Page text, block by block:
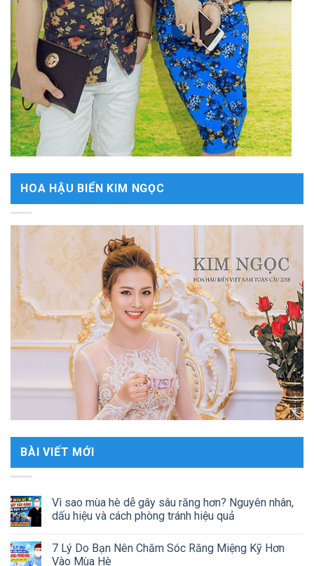
HOA HẬU BIỂN KIM NGỌC
BÀI VIẾT MỚI
Vì sao mùa hè dễ gây sâu răng hơn? Nguyên nhân,
dấu hiệu và cách phòng tránh hiệu quả
7 Lý Do Bạn Nên Chăm Sóc Răng Miệng Kỹ Hơn
Vào Mùa Hè